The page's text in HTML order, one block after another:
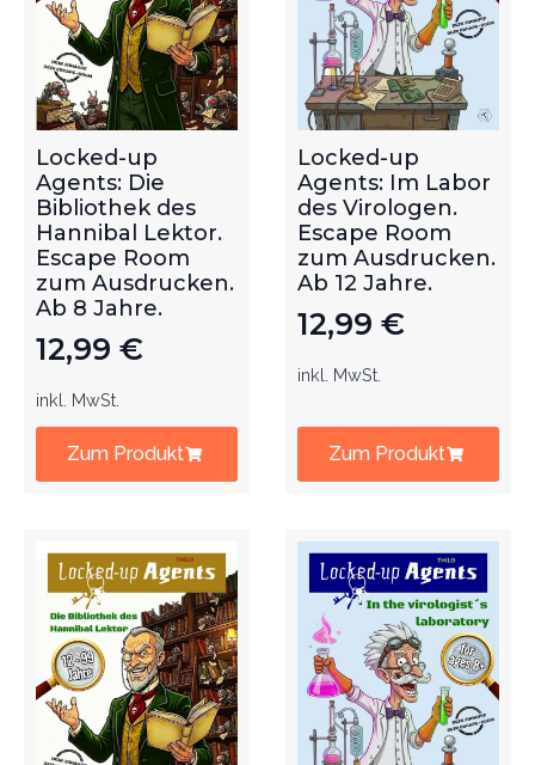
Locked-up
Agents: Die
Bibliothek des
Hannibal Lektor.
Escape Room
zum Ausdrucken.
Ab 8 Jahre.
12,99 €
inkl. MwSt.
Zum Produkt
Locked-up
Agents: Im Labor
des Virologen.
Escape Room
zum Ausdrucken.
Ab 12 Jahre.
12,99 €
inkl. MwSt.
Zum Produkt